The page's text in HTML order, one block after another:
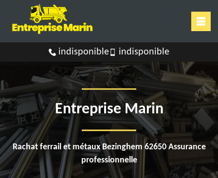
indisponible indisponible
Entreprise Marin
Rachat ferrail et métaux Bezinghem 62650 Assurance
professionnelle